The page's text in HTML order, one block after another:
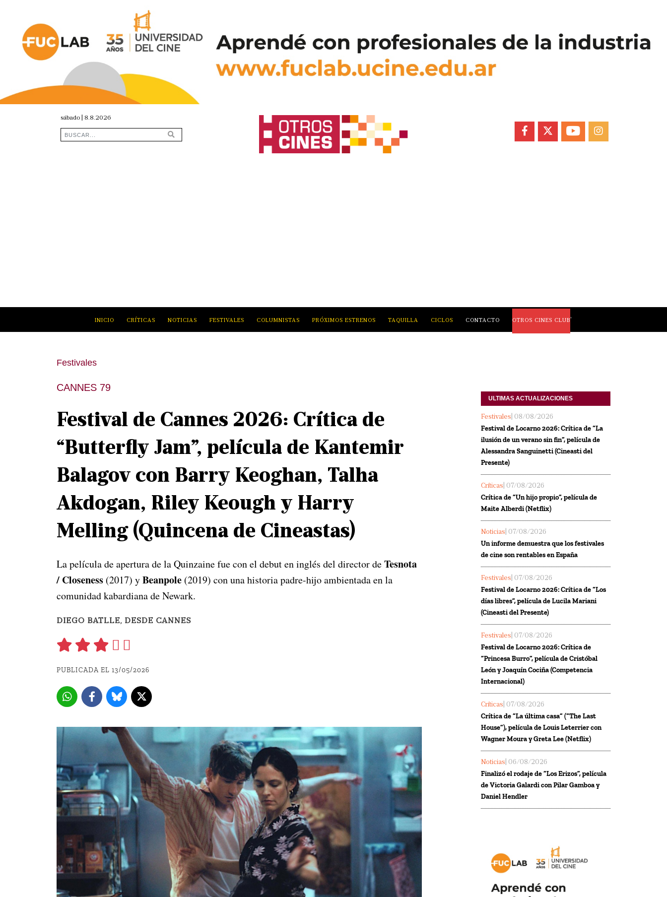
sábado | 8.8.2026
FACEBOOKYOUTUBEINSTAGRAM
INICIO CRÍTICAS NOTICIAS FESTIVALES COLUMNISTAS PRÓXIMOS ESTRENOS TAQUILLA CICLOS CONTACTO OTROS CINES CLUB
Festivales
CANNES 79
Festival de Cannes 2026: Crítica de
“Butterfly Jam”, película de Kantemir
Balagov con Barry Keoghan, Talha
Akdogan, Riley Keough y Harry
Melling (Quincena de Cineastas)
La película de apertura de la Quinzaine fue con el debut en inglés del director deTesnota
/ Closeness (2017) yBeanpole (2019) con una historia padre-hijo ambientada en la
comunidad kabardiana de Newark.
DIEGO BATLLE, DESDE CANNES
PUBLICADA EL 13/05/2026
ULTIMAS ACTUALIZACIONES
Festivales | 08/08/2026
Festival de Locarno 2026: Crítica de “La
ilusión de un verano sin fin”, película de
Alessandra Sanguinetti (Cineasti del
Presente)
Críticas | 07/08/2026
Crítica de “Un hijo propio”, película de
Maite Alberdi (Netflix)
Noticias | 07/08/2026
Un informe demuestra que los festivales
de cine son rentables en España
Festivales | 07/08/2026
Festival de Locarno 2026: Crítica de “Los
días libres”, película de Lucila Mariani
(Cineasti del Presente)
Festivales | 07/08/2026
Festival de Locarno 2026: Crítica de
“Princesa Burro”, película de Cristóbal
León y Joaquín Cociña (Competencia
Internacional)
Críticas | 07/08/2026
Crítica de “La última casa” (“The Last
House”), película de Louis Leterrier con
Wagner Moura y Greta Lee (Netflix)
Noticias | 06/08/2026
Finalizó el rodaje de “Los Erizos”, película
de Victoria Galardi con Pilar Gamboa y
Daniel Hendler